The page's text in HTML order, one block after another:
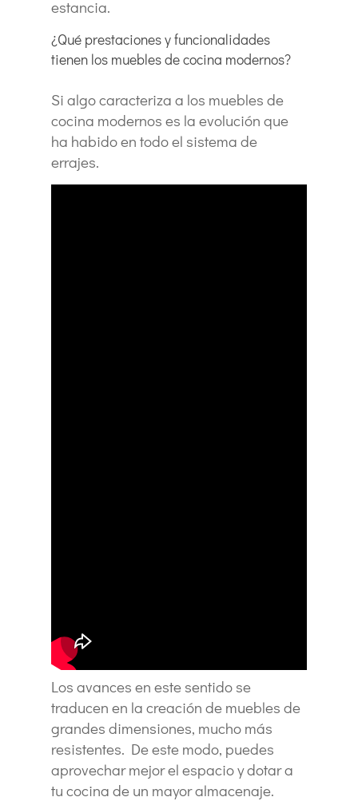
estancia.
¿Qué prestaciones y funcionalidades
tienen los muebles de cocina modernos?
Si algo caracteriza a los muebles de
cocina modernos es la evolución que
ha habido en todo el sistema de
errajes.
Los avances en este sentido se
traducen en la creación de muebles de
grandes dimensiones, mucho más
resistentes. De este modo, puedes
aprovechar mejor el espacio y dotar a
tu cocina de un mayor almacenaje.